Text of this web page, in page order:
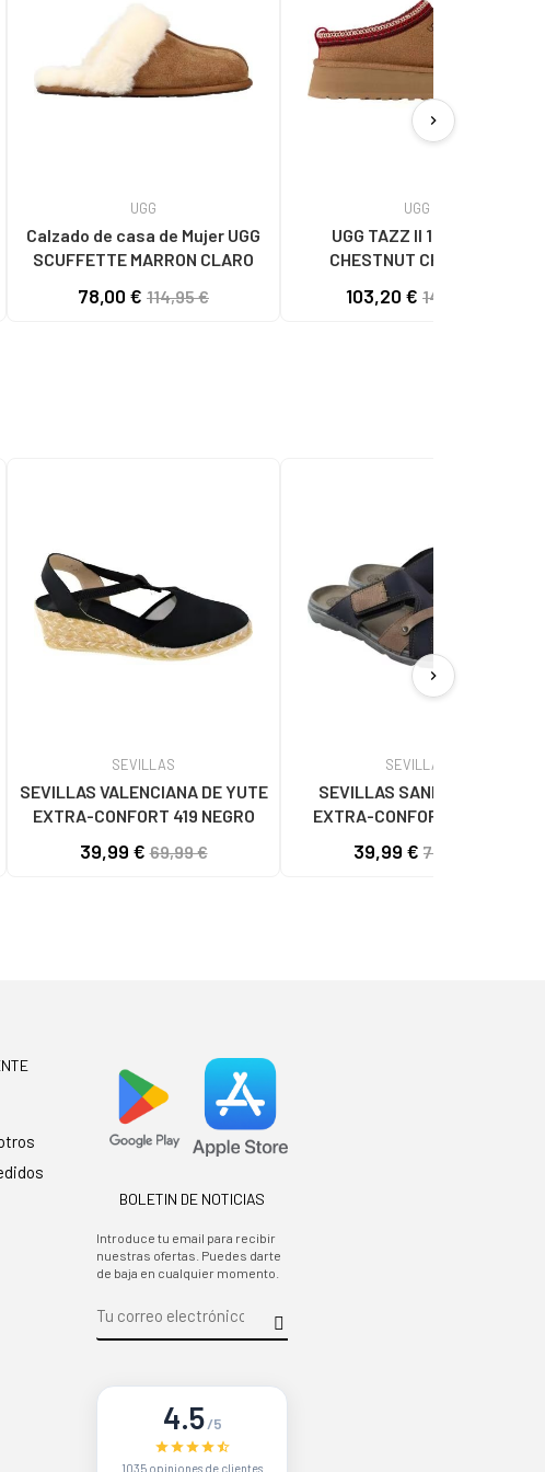
UGG
Calzado de casa de Mujer UGG
SCUFFETTE MARRON CLARO
78,00 € 114,95 €
UGG
UGG TAZZ II 1174471 W
CHESTNUT CHESTNUT
103,20 € 149,95 €
chevron_right
SEVILLAS
SEVILLAS VALENCIANA DE YUTE
EXTRA-CONFORT 419 NEGRO
39,99 €69,99 €
SEVILLAS
SEVILLAS SANDALIA PIEL
EXTRA-CONFORT BDA8013
39,99 € 79,99 €
chevron_right
BOLETIN DE NOTICIAS
Introduce tu email para recibir
nuestras ofertas. Puedes darte
de baja en cualquier momento.
4.5/5
1035 opiniones de clientes